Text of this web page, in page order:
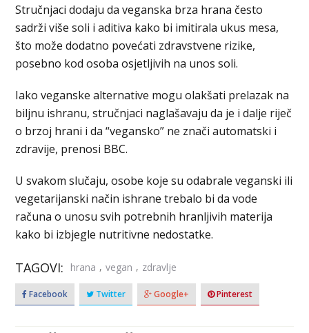
Stručnjaci dodaju da veganska brza hrana često
sadrži više soli i aditiva kako bi imitirala ukus mesa,
što može dodatno povećati zdravstvene rizike,
posebno kod osoba osjetljivih na unos soli.
Iako veganske alternative mogu olakšati prelazak na
biljnu ishranu, stručnjaci naglašavaju da je i dalje riječ
o brzoj hrani i da “vegansko” ne znači automatski i
zdravije, prenosi BBC.
U svakom slučaju, osobe koje su odabrale veganski ili
vegetarijanski način ishrane trebalo bi da vode
računa o unosu svih potrebnih hranljivih materija
kako bi izbjegle nutritivne nedostatke.
TAGOVI: hrana , vegan , zdravlje
Facebook Twitter Google+ Pinterest